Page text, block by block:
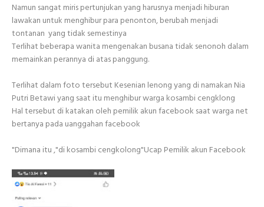
Namun sangat miris pertunjukan yang harusnya menjadi hiburan
lawakan untuk menghibur para penonton, berubah menjadi
tontanan yang tidak semestinya
Terlihat beberapa wanita mengenakan busana tidak senonoh dalam
memainkan perannya di atas panggung.
Terlihat dalam foto tersebut Kesenian lenong yang di namakan Nia
Putri Betawi yang saat itu menghibur warga kosambi cengklong
Hal tersebut di katakan oleh pemilik akun facebook saat warga net
bertanya pada uanggahan facebook
"Dimana itu ,"di kosambi cengkolong"Ucap Pemilik akun Facebook